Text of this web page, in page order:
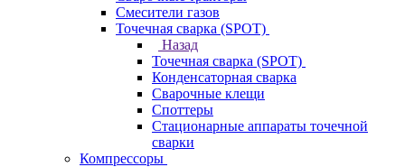
Смесители газов
Точечная сварка (SPOT)
Назад
Точечная сварка (SPOT)
Конденсаторная сварка
Сварочные клещи
Споттеры
Стационарные аппараты точечной
сварки
Компрессоры